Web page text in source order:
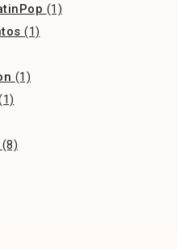
(1)
(1)
(1)
(8)